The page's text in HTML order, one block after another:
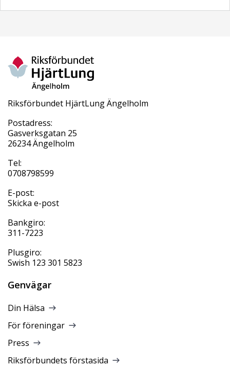
Riksförbundet HjärtLung Ängelholm
Postadress:
Gasverksgatan 25
26234 Ängelholm
Tel:
0708798599
E-post:
Skicka e-post
Bankgiro:
311-7223
Plusgiro:
Swish 123 301 5823
Genvägar
Din Hälsa
För föreningar
Press
Riksförbundets förstasida